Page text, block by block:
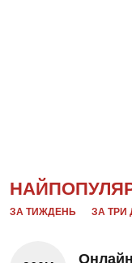
ЗА ТИЖДЕНЬ ЗА ТРИ